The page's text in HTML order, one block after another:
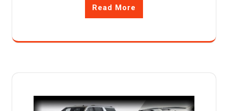
Read More